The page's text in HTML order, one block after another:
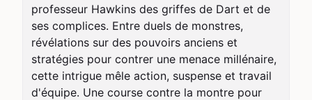
professeur Hawkins des griffes de Dart et de
ses complices. Entre duels de monstres,
révélations sur des pouvoirs anciens et
stratégies pour contrer une menace millénaire,
cette intrigue mêle action, suspense et travail
d'équipe. Une course contre la montre pour